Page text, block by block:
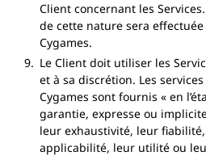
Client concernant les
de cette nature sera
Cygames.
Le Client doit utiliser les
et à sa discrétion. Les
Cygames sont fournis « en
garantie, expresse ou
leur exhaustivité, leur
applicabilité, leur utilité ou